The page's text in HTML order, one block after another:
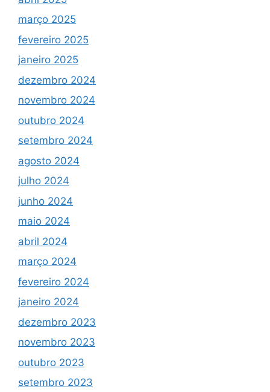
março 2025
fevereiro 2025
janeiro 2025
dezembro 2024
novembro 2024
outubro 2024
setembro 2024
agosto 2024
julho 2024
junho 2024
maio 2024
abril 2024
março 2024
fevereiro 2024
janeiro 2024
dezembro 2023
novembro 2023
outubro 2023
setembro 2023